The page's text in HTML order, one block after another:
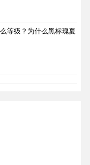
等级？为什么黑标瑰夏